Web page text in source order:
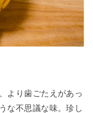
より歯ごたえがあっ
な不思議な味。珍し